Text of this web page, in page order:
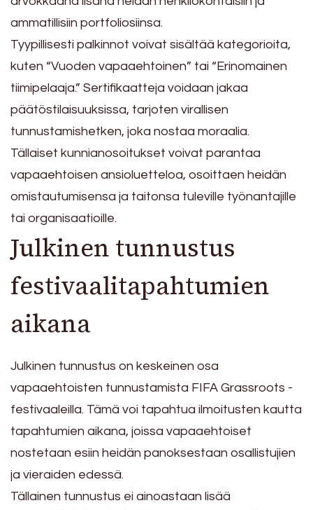
ammatillisiin portfoliosiinsa.
Tyypillisesti palkinnot voivat sisältää kategorioita,
kuten “Vuoden vapaaehtoinen” tai “Erinomainen
tiimipelaaja.” Sertifikaatteja voidaan jakaa
päätöstilaisuuksissa, tarjoten virallisen
tunnustamishetken, joka nostaa moraalia.
Tällaiset kunnianosoitukset voivat parantaa
vapaaehtoisen ansioluetteloa, osoittaen heidän
omistautumisensa ja taitonsa tuleville työnantajille
tai organisaatioille.
Julkinen tunnustus
festivaalitapahtumien
aikana
Julkinen tunnustus on keskeinen osa
vapaaehtoisten tunnustamista FIFA Grassroots -
festivaaleilla. Tämä voi tapahtua ilmoitusten kautta
tapahtumien aikana, joissa vapaaehtoiset
nostetaan esiin heidän panoksestaan osallistujien
ja vieraiden edessä.
Tällainen tunnustus ei ainoastaan lisää